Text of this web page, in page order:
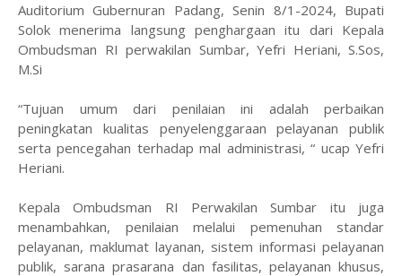
Auditorium Gubernuran Padang, Senin 8/1-2024, Bupati
Solok menerima langsung penghargaan itu dari Kepala
Ombudsman RI perwakilan Sumbar, Yefri Heriani, S.Sos,
M.Si
“Tujuan umum dari penilaian ini adalah perbaikan
peningkatan kualitas penyelenggaraan pelayanan publik
serta pencegahan terhadap mal administrasi, “ ucap Yefri
Heriani.
Kepala Ombudsman RI Perwakilan Sumbar itu juga
menambahkan, penilaian melalui pemenuhan standar
pelayanan, maklumat layanan, sistem informasi pelayanan
publik, sarana prasarana dan fasilitas, pelayanan khusus,